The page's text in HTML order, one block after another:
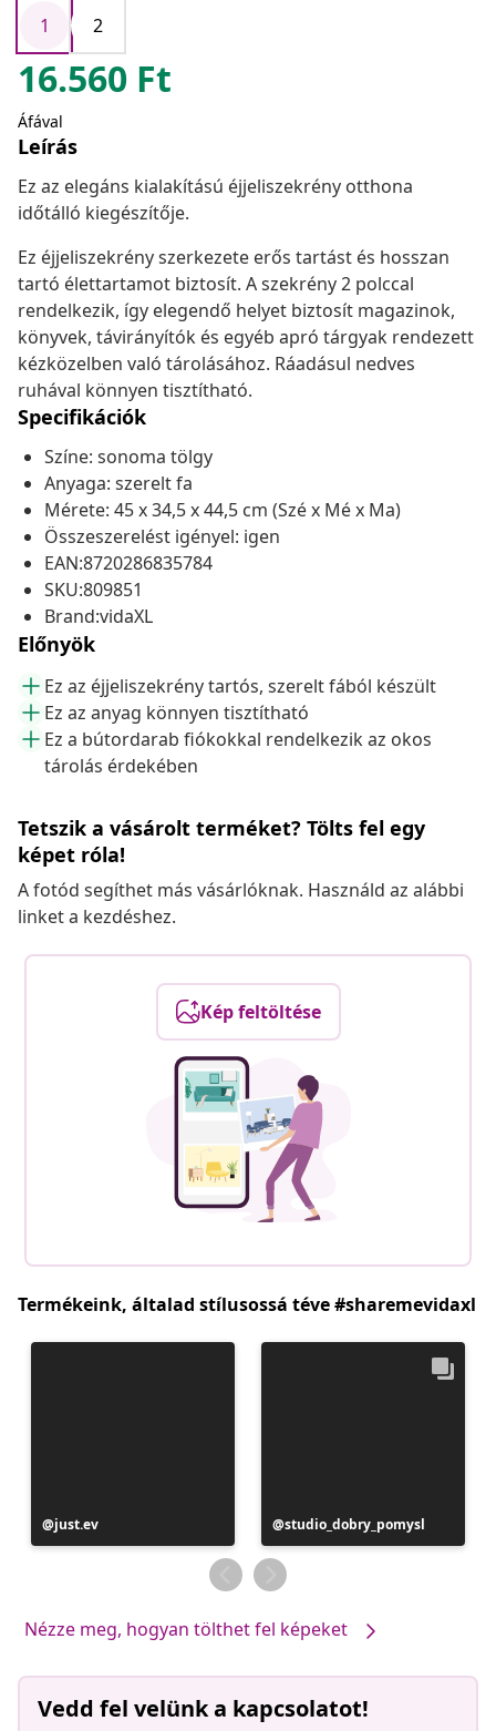
1
2
16.560 Ft
Áfával
Leírás
Ez az elegáns kialakítású éjjeliszekrény otthona
időtálló kiegészítője.
Ez éjjeliszekrény szerkezete erős tartást és hosszan
tartó élettartamot biztosít. A szekrény 2 polccal
rendelkezik, így elegendő helyet biztosít magazinok,
könyvek, távirányítók és egyéb apró tárgyak rendezett
kézközelben való tárolásához. Ráadásul nedves
ruhával könnyen tisztítható.
Specifikációk
Színe: sonoma tölgy
Anyaga: szerelt fa
Mérete: 45 x 34,5 x 44,5 cm (Szé x Mé x Ma)
Összeszerelést igényel: igen
EAN:8720286835784
SKU:809851
Brand:vidaXL
Előnyök
Ez az éjjeliszekrény tartós, szerelt fából készült
Ez az anyag könnyen tisztítható
Ez a bútordarab fiókokkal rendelkezik az okos
tárolás érdekében
Tetszik a vásárolt terméket? Tölts fel egy
képet róla!
A fotód segíthet más vásárlóknak. Használd az alábbi
linket a kezdéshez.
Kép feltöltése
Termékeink, általad stílusossá téve #sharemevidaxl
Bejegyzés
közzétevője
just.ev
Bejegyzés
közzétevője
studio_dobry_pomysl
Nézze meg, hogyan tölthet fel képeket
Vedd fel velünk a kapcsolatot!